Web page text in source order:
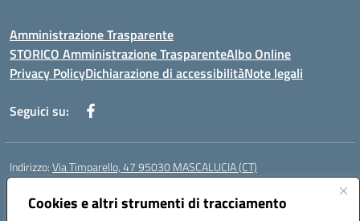
Cookies e altri strumenti di tracciamento
Amministrazione Trasparente
STORICO Amministrazione TrasparenteAlbo Online
Privacy PolicyDichiarazione di accessibilitàNote legali
Seguici su:
Indirizzo:Via Timparello, 47 95030 MASCALUCIA (CT)
Centralino:
Posta elettronica certificata (PEC):ctic8bc002@pec.istruzione.it